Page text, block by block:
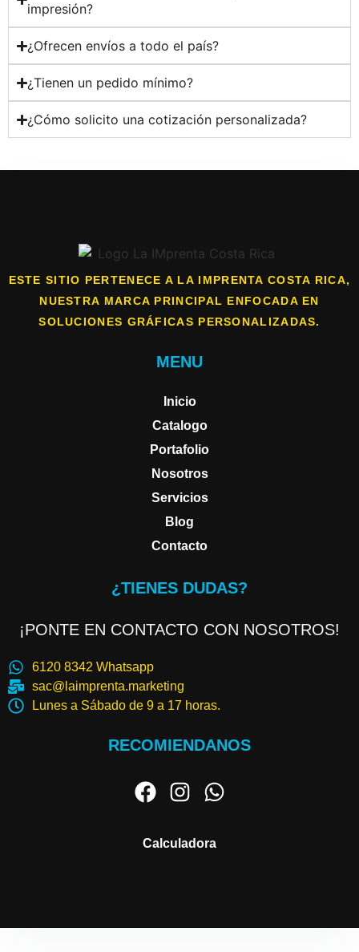
impresión?
¿Ofrecen envíos a todo el país?
¿Tienen un pedido mínimo?
¿Cómo solicito una cotización personalizada?
ESTE SITIO PERTENECE A LA IMPRENTA COSTA RICA,
NUESTRA MARCA PRINCIPAL ENFOCADA EN
SOLUCIONES GRÁFICAS PERSONALIZADAS.
MENU
Inicio
Catalogo
Portafolio
Nosotros
Servicios
Blog
Contacto
¿TIENES DUDAS?
¡PONTE EN CONTACTO CON NOSOTROS!
6120 8342 Whatsapp
sac@laimprenta.marketing
Lunes a Sábado de 9 a 17 horas.
RECOMIENDANOS
Calculadora